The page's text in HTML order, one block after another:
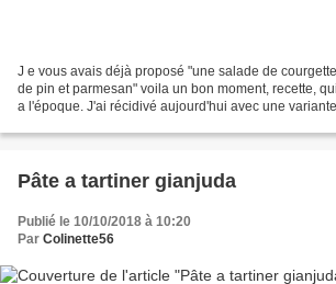
J e vous avais déjà proposé "une salade de
de pin et parmesan" voila un bon moment, recette,
a l'époque. J'ai récidivé aujourd'hui avec une
Pâte a tartiner gianjuda
Publié le 10/10/2018 à 10:20
Par Colinette56